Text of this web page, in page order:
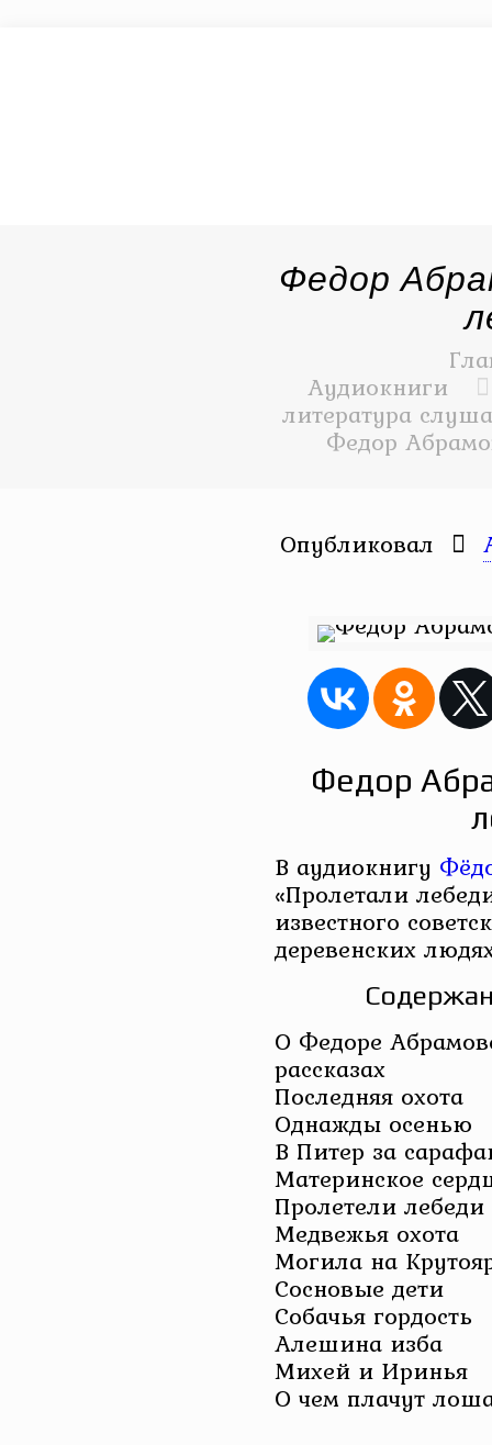
Федор
Аудиокниги
литература
Федор
Опубликовал
Федор
В аудиокнигу
«Пролетали
известного
деревенских
О Федоре
рассказах
Последняя охота
Однажды осенью
В Питер за
Материнское
Пролетели лебеди
Медвежья охота
Могила на
Сосновые дети
Собачья гордость
Алешина изба
Михей и Иринья
О чем плачут